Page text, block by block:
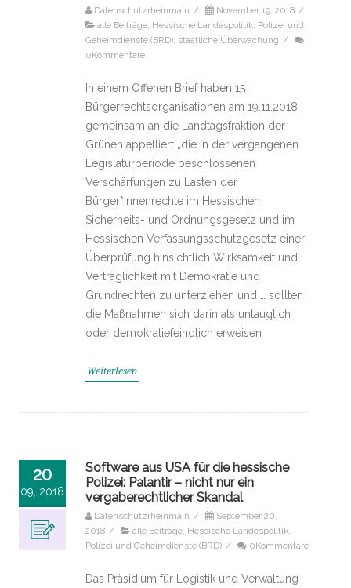
Datenschutzrheinmain / November 19, 2018 /
alle Beiträge, Hessische Landespolitik, Polizei und
Geheimdienste (BRD), staatliche Überwachung /
0Kommentare
In einem Offenen Brief haben 15
Bürgerrechtsorganisationen am 19.11.2018
gemeinsam an die Landtagsfraktion der
Grünen appelliert „die in der vergangenen
Legislaturperiode beschlossenen
Verschärfungen zu Lasten der
Bürger*innenrechte im Hessischen
Sicherheits- und Ordnungsgesetz und im
Hessischen Verfassungsschutzgesetz einer
Überprüfung hinsichtlich Wirksamkeit und
Verträglichkeit mit Demokratie und
Grundrechten zu unterziehen und … sollten
die Maßnahmen sich darin als untauglich
oder demokratiefeindlich erweisen
Weiterlesen
20
09, 2018
Software aus USA für die hessische
Polizei: Palantir – nicht nur ein
vergaberechtlicher Skandal
Datenschutzrheinmain /
September 20,
2018 / alle Beiträge, Hessische Landespolitik,
Polizei und Geheimdienste (BRD) / 0Kommentare
Das Präsidium für Logistik und Verwaltung